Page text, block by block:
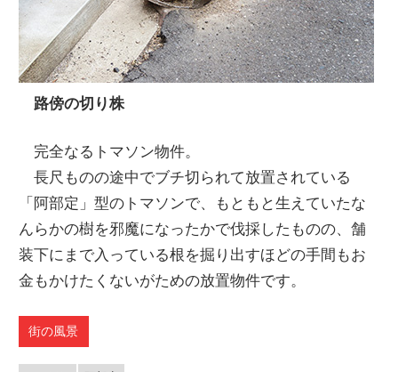
路傍の切り株
完全なるトマソン物件。
長尺ものの途中でブチ切られて放置されている
「阿部定」型のトマソンで、もともと生えていたな
んらかの樹を邪魔になったかで伐採したものの、舗
装下にまで入っている根を掘り出すほどの手間もお
金もかけたくないがための放置物件です。
街の風景